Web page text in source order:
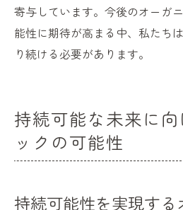
寄与しています。今後のオーガ
能性に期待が高まる中、私たち
り続ける必要があります。
持続可能な未来に
ックの可能性
持続可能性を実現する